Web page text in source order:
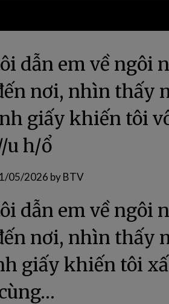
dẫn em về ngôi
nơi, nhìn thấy
giấy khiến tôi
u h/ổ
05/2026 byBTV
dẫn em về ngôi
nơi, nhìn thấy
giấy khiến tôi